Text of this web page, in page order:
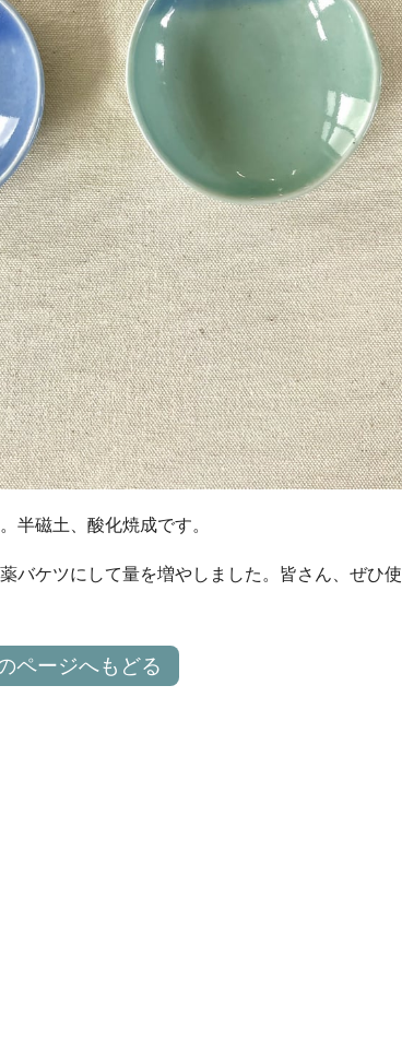
半磁土、酸化焼成です。
バケツにして量を増やしました。皆さん、ぜひ使
ページへもどる